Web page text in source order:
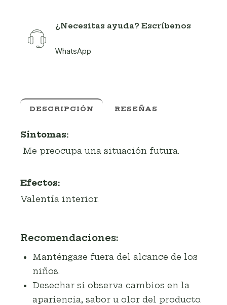
¿Necesitas ayuda? Escríbenos
WhatsApp
DESCRIPCIÓN RESEÑAS
Síntomas:
Me preocupa una situación futura.
Efectos:
Valentía interior.
Recomendaciones:
Manténgase fuera del alcance de los
niños.
Desechar si observa cambios en la
apariencia, sabor u olor del producto.